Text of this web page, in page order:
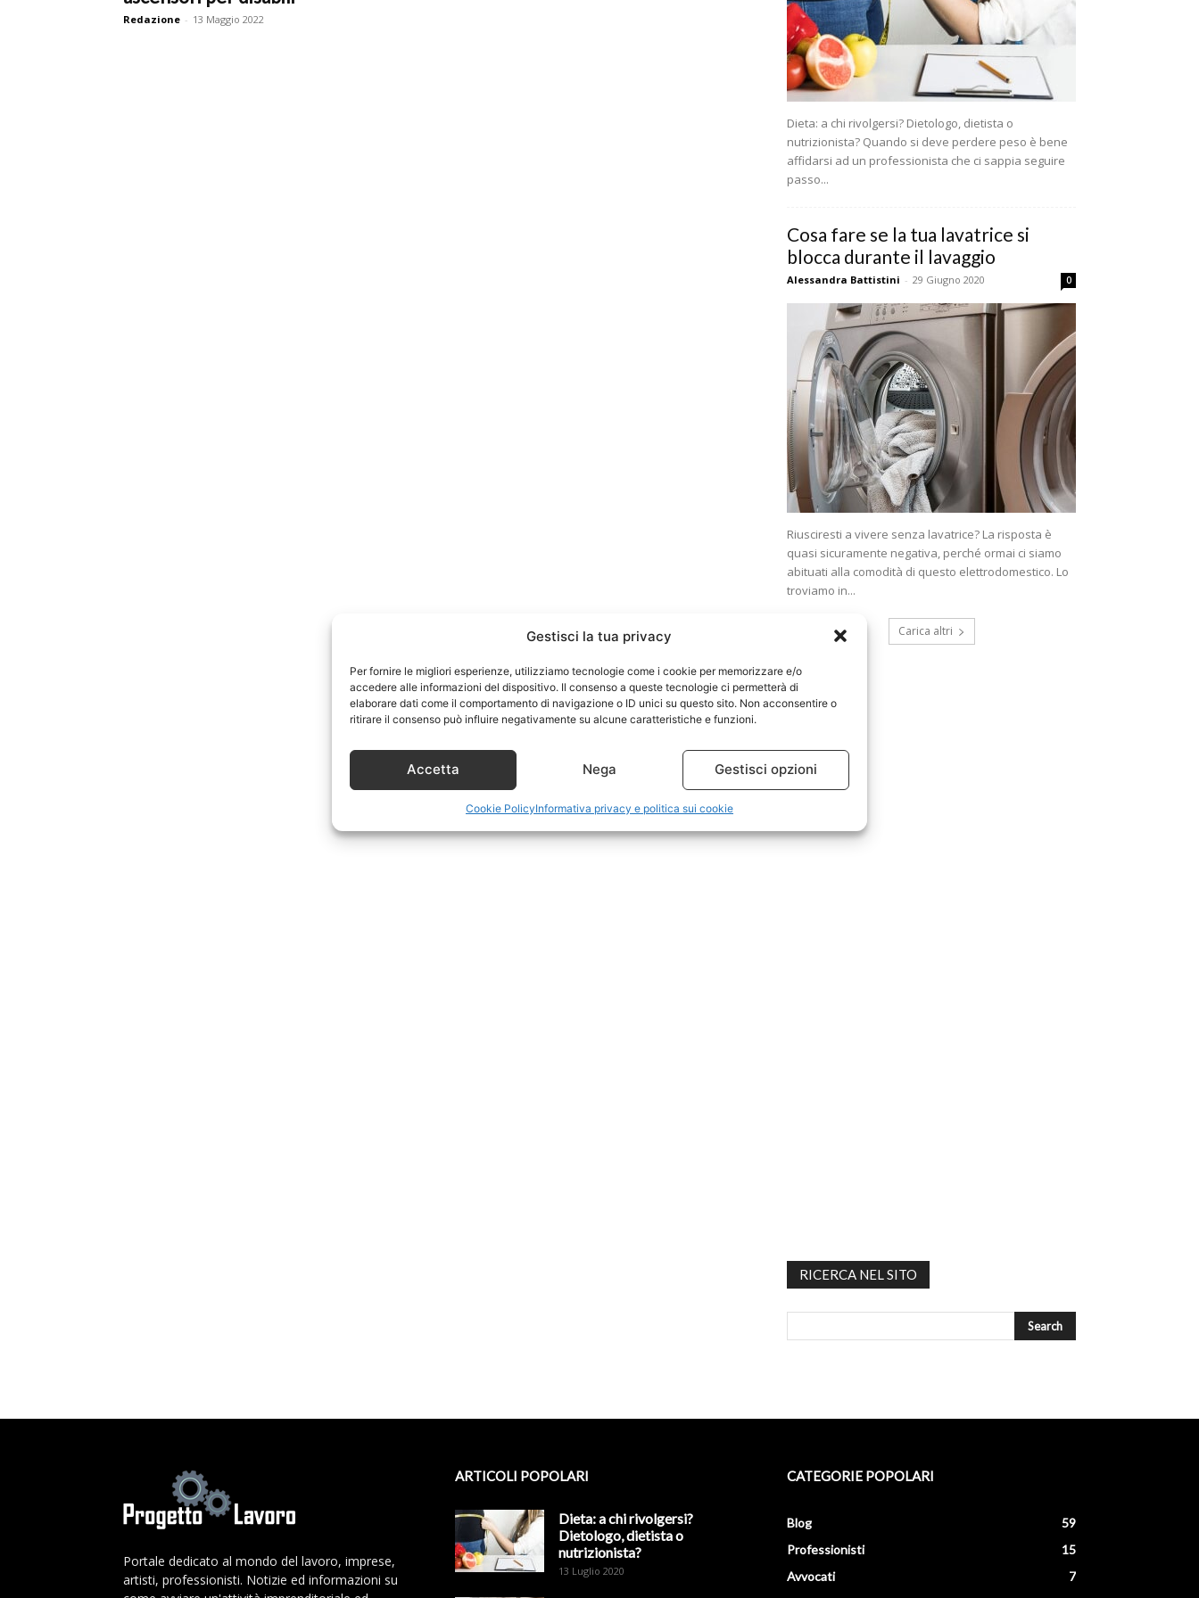
Gestisci la tua privacy
Per fornire le migliori esperienze, utilizziamo tecnologie come i cookie per memorizzare e/o
accedere alle informazioni del dispositivo. Il consenso a queste tecnologie ci permetterà di
elaborare dati come il comportamento di navigazione o ID unici su questo sito. Non acconsentire o
ritirare il consenso può influire negativamente su alcune caratteristiche e funzioni.
Accetta Nega Gestisci opzioni
Cookie PolicyInformativa privacy e politica sui cookie
Redazione - 13 Maggio 2022
Dieta: a chi rivolgersi? Dietologo, dietista o
nutrizionista? Quando si deve perdere peso è bene
affidarsi ad un professionista che ci sappia seguire
passo...
Cosa fare se la tua lavatrice si
blocca durante il lavaggio
Alessandra Battistini - 29 Giugno 2020 0
Riusciresti a vivere senza lavatrice? La risposta è
quasi sicuramente negativa, perché ormai ci siamo
abituati alla comodità di questo elettrodomestico. Lo
troviamo in...
Carica altri
RICERCA NEL SITO
Portale dedicato al mondo del lavoro, imprese,
artisti, professionisti. Notizie ed informazioni su
ARTICOLI POPOLARI
Dieta: a chi rivolgersi?
Dietologo, dietista o
nutrizionista?
13 Luglio 2020
CATEGORIE POPOLARI
Blog
59
Professionisti
15
Avvocati
7